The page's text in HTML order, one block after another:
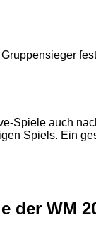
Spiele auch
Spiels. Ein
der WM